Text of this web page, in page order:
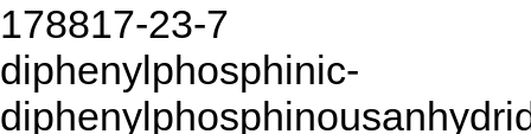
178817-23-7
diphenylphosphinic-